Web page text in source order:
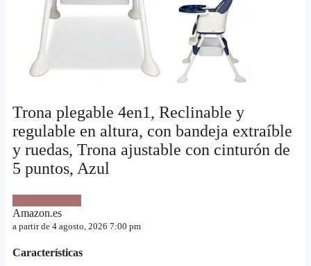
Trona plegable 4en1, Reclinable y
regulable en altura, con bandeja extraíble
y ruedas, Trona ajustable con cinturón de
5 puntos, Azul
Amazon.es
a partir de 4 agosto, 2026 7:00 pm
Características